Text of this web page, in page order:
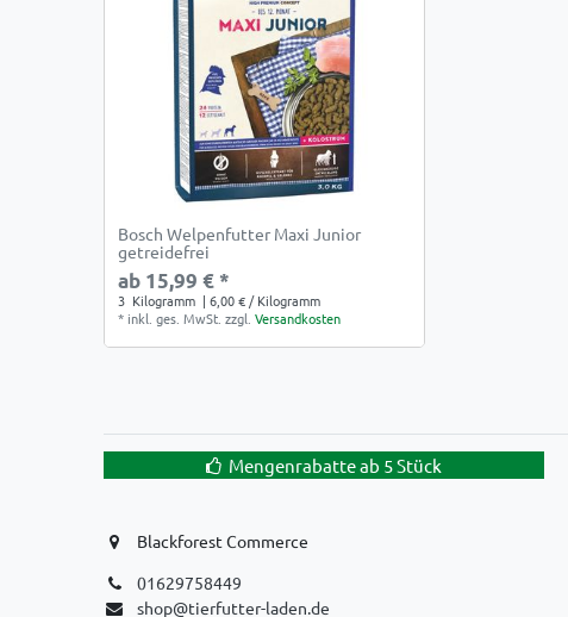
Bosch Welpenfutter Maxi Junior
getreidefrei
ab 15,99 € *
3 Kilogramm | 6,00 € / Kilogramm
* inkl. ges. MwSt. zzgl.Versandkosten
Mengenrabatte ab 5 Stück
Blackforest Commerce
01629758449
shop@tierfutter-laden.de